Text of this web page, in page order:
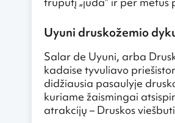
Uyuni druskožemio
Salar de Uyuni, arba
kadaise tyvuliavo
didžiausia pasaulyje
kuriame žaismingai
atrakcijų – Druskos